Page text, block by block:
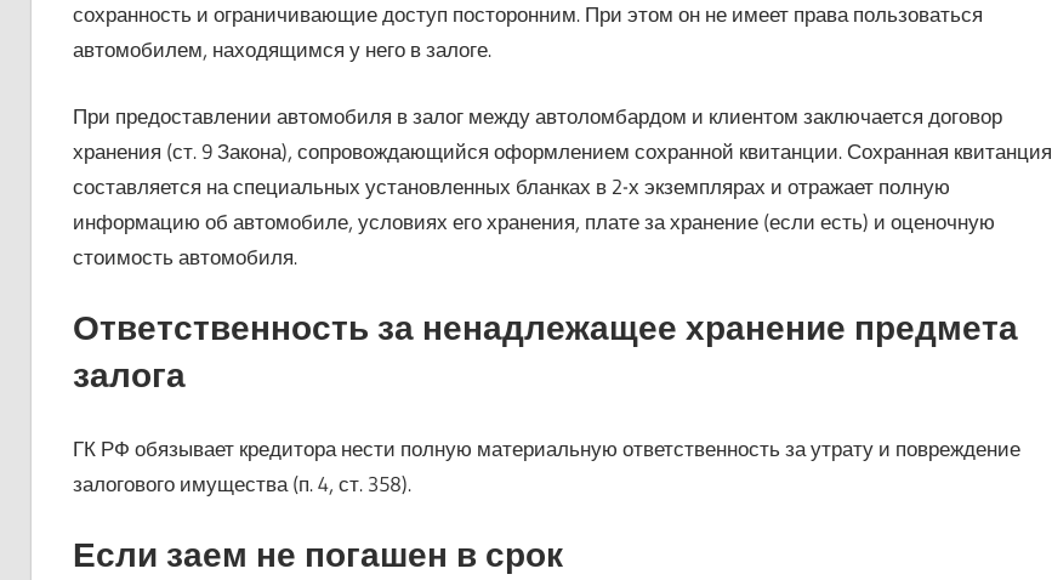
сохранность и ограничивающие доступ посторонним. При этом он не имеет права пользоваться
автомобилем, находящимся у него в залоге.
При предоставлении автомобиля в залог между автоломбардом и клиентом заключается договор
хранения (ст. 9 Закона), сопровождающийся оформлением сохранной квитанции. Сохранная квитанция
составляется на специальных установленных бланках в 2-х экземплярах и отражает полную
информацию об автомобиле, условиях его хранения, плате за хранение (если есть) и оценочную
стоимость автомобиля.
Ответственность за ненадлежащее хранение предмета
залога
ГК РФ обязывает кредитора нести полную материальную ответственность за утрату и повреждение
залогового имущества (п. 4, ст. 358).
Если заем не погашен в срок